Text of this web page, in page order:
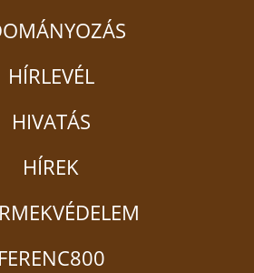
HÍRLEVÉL
HIVATÁS
HÍREK
FERENC800